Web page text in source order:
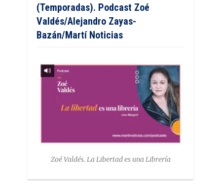
(Temporadas). Podcast Zoé
Valdés/Alejandro Zayas-
Bazán/Martí Noticias
Zoé Valdés. La Libertad es una Librería